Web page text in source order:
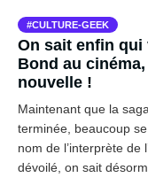
CULTURE-GEEK
On sait enfin qui
Bond au
nouvelle !
Maintenant que la
terminée, beaucoup
nom de l’interprète de
dévoilé, on sait